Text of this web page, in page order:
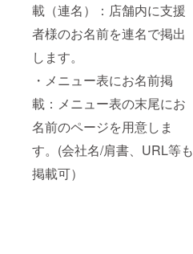
載（連名）：店舗内に支援
者様のお名前を連名で掲出
します。
・メニュー表にお名前掲
載：メニュー表の末尾にお
名前のページを用意しま
す。(会社名/肩書、URL等も
掲載可）